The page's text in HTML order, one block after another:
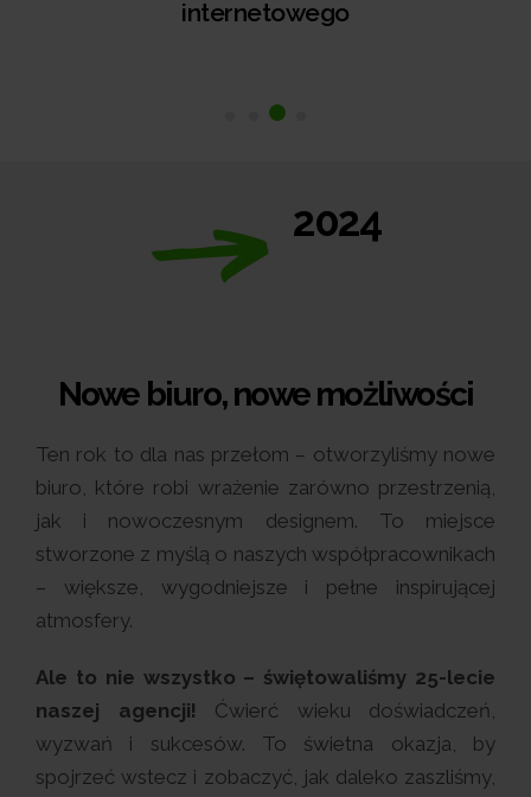
2024
Nowe biuro, nowe możliwości
Ten rok to dla nas przełom – otworzyliśmy nowe
biuro, które robi wrażenie zarówno przestrzenią,
jak i nowoczesnym designem. To miejsce
stworzone z myślą o naszych współpracownikach
– większe, wygodniejsze i pełne inspirującej
atmosfery.
Ale to nie wszystko – świętowaliśmy 25-lecie
naszej agencji! Ćwierć wieku doświadczeń,
wyzwań i sukcesów. To świetna okazja, by
spojrzeć wstecz i zobaczyć, jak daleko zaszliśmy,